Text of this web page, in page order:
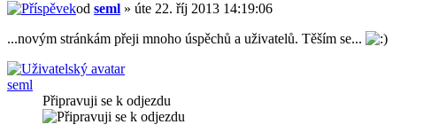
od seml » úte 22. říj 2013 14:19:06
...novým stránkám přeji mnoho úspěchů a uživatelů. Těším se...
seml
Připravuji se k odjezdu